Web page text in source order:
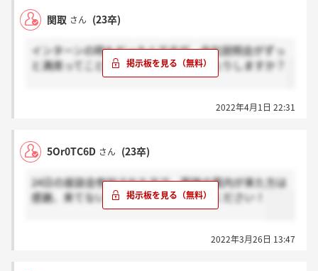
関取 さん (23卒)
インターンの時もだったんですが、会社説明会がずっ
と満席ってことは学歴フィルターあったりしますか？
2022年4月1日 22:31
5Or0TC6D さん (23卒)
24日の座談会参加された方で、面接の案内が来た方は
感謝、来てない方はホント？を押してください！
2022年3月26日 13:47